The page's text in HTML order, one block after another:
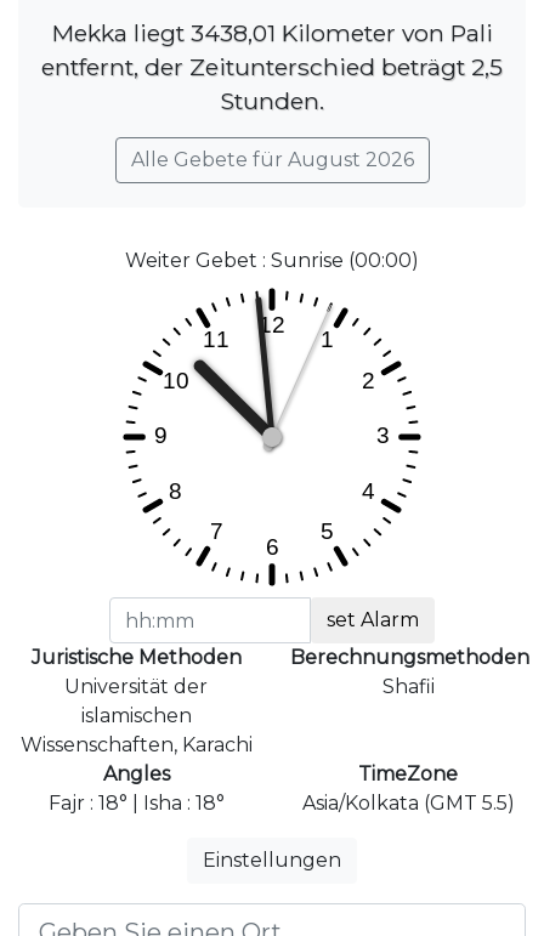
Mekka liegt 3438,01 Kilometer von Pali
entfernt, der Zeitunterschied beträgt 2,5
Stunden.
Alle Gebete für August 2026
Weiter Gebet : Sunrise (00:00)
set Alarm
Juristische Methoden
Universität der
islamischen
Wissenschaften, Karachi
Berechnungsmethoden
Shafii
Angles
Fajr : 18° | Isha : 18°
TimeZone
Asia/Kolkata (GMT 5.5)
Einstellungen